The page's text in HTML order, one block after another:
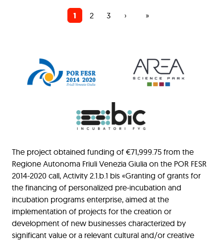
Pagina
1 Pagina
2 Pagina
3
Pagina
›
Ultima
»
The project obtained funding of €71,999.75 from the
Regione Autonoma Friuli Venezia Giulia on the POR FESR
2014-2020 call, Activity 2.1.b.1 bis «Granting of grants for
the financing of personalized pre-incubation and
incubation programs enterprise, aimed at the
implementation of projects for the creation or
development of new businesses characterized by
significant value or a relevant cultural and/or creative